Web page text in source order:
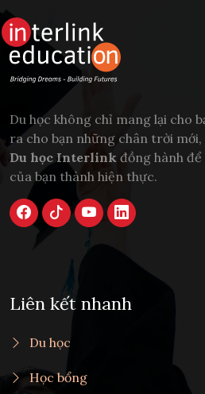
Du học không chỉ mang lại cho
ra cho bạn những chân trời mới,
Du học Interlink đồng hành
của bạn thành hiện thực.
Liên kết nhanh
Du học
Học bổng